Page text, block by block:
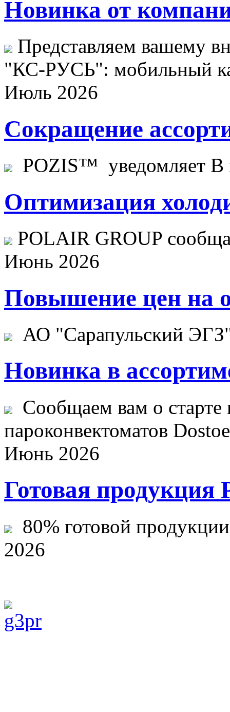
Новинка от
Представляем вашему
"КС-РУСЬ": мобильный
Июль 2026
Сокращение
POZIS™ уведомляет В
Оптимизация
POLAIR GROUP
Июнь 2026
Повышение цен на
АО "Сарапульский
Новинка в
Сообщаем вам о старте
пароконвектоматов
Июнь 2026
Готовая продукция
80% готовой
2026